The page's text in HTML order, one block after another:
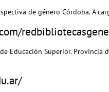
de género Córdoba. A
Educación Superior. Provincia